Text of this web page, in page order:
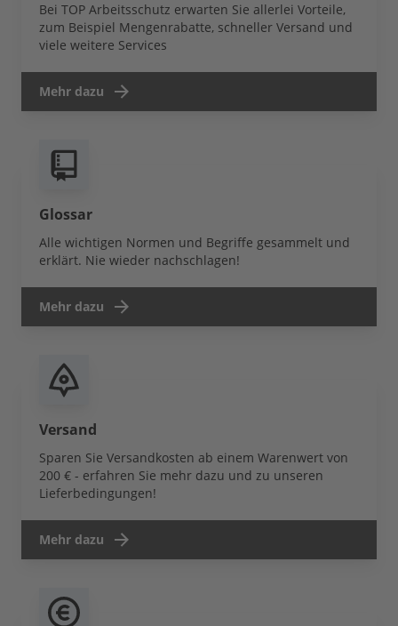
Bei TOP Arbeitsschutz erwarten Sie allerlei Vorteile,
zum Beispiel Mengenrabatte, schneller Versand und
viele weitere Services
Mehr dazu
Glossar
Alle wichtigen Normen und Begriffe gesammelt und
erklärt. Nie wieder nachschlagen!
Mehr dazu
Versand
Sparen Sie Versandkosten ab einem Warenwert von
200 € - erfahren Sie mehr dazu und zu unseren
Lieferbedingungen!
Mehr dazu